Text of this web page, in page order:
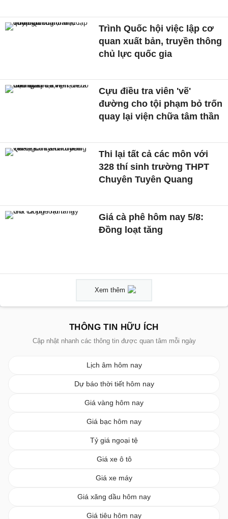
Trình Quốc hội việc lập cơ
quan xuất bản, truyền thông
chủ lực quốc gia
Cựu điều tra viên 'vẽ'
đường cho tội phạm bỏ trốn
quay lại viện chữa tâm thần
Thi lại tất cả các môn với
328 thí sinh trường THPT
Chuyên Tuyên Quang
Giá cà phê hôm nay 5/8:
Đồng loạt tăng
Xem thêm
THÔNG TIN HỮU ÍCH
Cập nhật nhanh các thông tin được quan tâm mỗi ngày
Lịch âm hôm nay
Dự báo thời tiết hôm nay
Giá vàng hôm nay
Giá bạc hôm nay
Tỷ giá ngoại tệ
Giá xe ô tô
Giá xe máy
Giá xăng dầu hôm nay
Giá tiêu hôm nay